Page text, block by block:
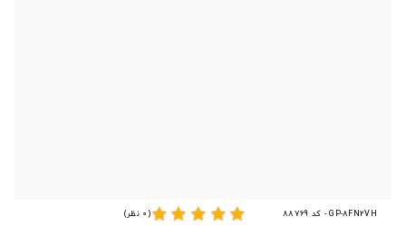
GP-8FN2VH - کد 88769 star
star
star
star
star(0 نظر)